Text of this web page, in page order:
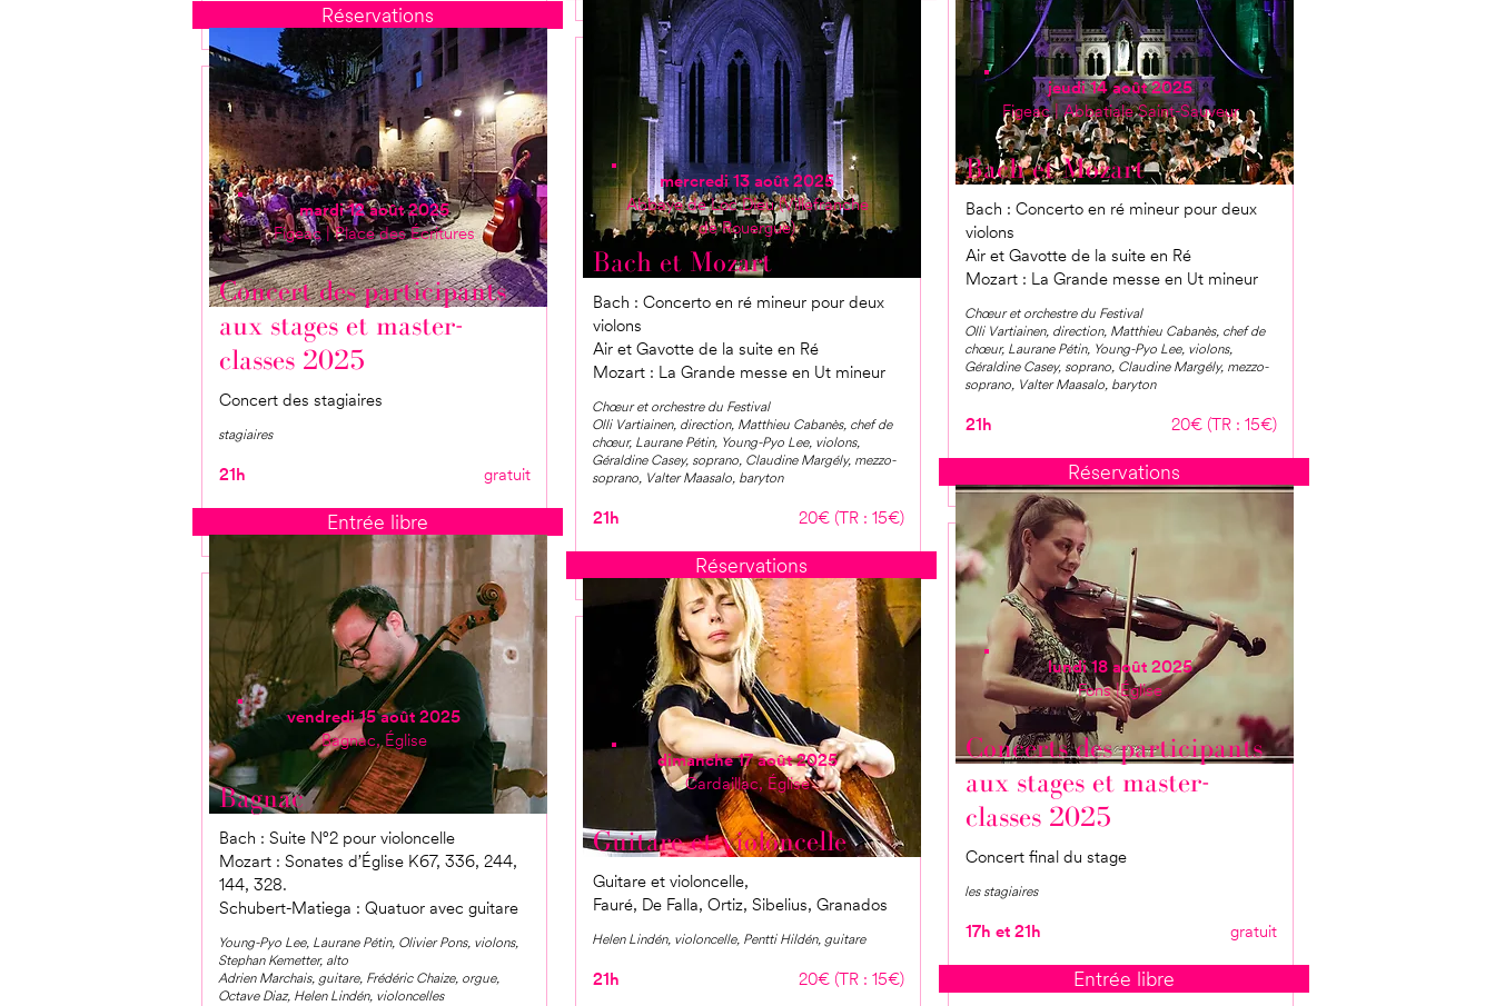
Réservations
Concert des participants
aux stages et master-
classes 2025
Concert des stagiaires
stagiaires
21h gratuit
mardi 12 août 2025
Figeac | Place des Écritures
Entrée libre
Bagnac
Bach : Suite N°2 pour violoncelle
Mozart : Sonates d’Église K67, 336, 244,
144, 328.
Schubert-Matiega : Quatuor avec guitare
Young-Pyo Lee, Laurane Pétin, Olivier Pons, violons,
Stephan Kemetter, alto
Adrien Marchais, guitare, Frédéric Chaize, orgue,
Octave Diaz, Helen Lindén, violoncelles
vendredi 15 août 2025
Bagnac, Église
Bach et Mozart
Bach : Concerto en ré mineur pour deux
violons
Air et Gavotte de la suite en Ré
Mozart : La Grande messe en Ut mineur
Chœur et orchestre du Festival
Olli Vartiainen, direction, Matthieu Cabanès, chef de
chœur, Laurane Pétin, Young-Pyo Lee, violons,
Géraldine Casey, soprano, Claudine Margély, mezzo-
soprano, Valter Maasalo, baryton
21h 20€ (TR : 15€)
mercredi 13 août 2025
Abbaye de Loc Dieu (Villefranche
de Rouergue)
Réservations
Guitare et violoncelle
Guitare et violoncelle,
Fauré, De Falla, Ortiz, Sibelius, Granados
Helen Lindén, violoncelle, Pentti Hildén, guitare
21h 20€ (TR : 15€)
dimanche 17 août 2025
Cardaillac, Église
Bach et Mozart
Bach : Concerto en ré mineur pour deux
violons
Air et Gavotte de la suite en Ré
Mozart : La Grande messe en Ut mineur
Chœur et orchestre du Festival
Olli Vartiainen, direction, Matthieu Cabanès, chef de
chœur, Laurane Pétin, Young-Pyo Lee, violons,
Géraldine Casey, soprano, Claudine Margély, mezzo-
soprano, Valter Maasalo, baryton
21h 20€ (TR : 15€)
jeudi 14 août 2025
Figeac | Abbatiale Saint-Sauveur
Réservations
Concerts des participants
aux stages et master-
classes 2025
Concert final du stage
les stagiaires
17h et 21h gratuit
lundi 18 août 2025
Fons | Église
Entrée libre